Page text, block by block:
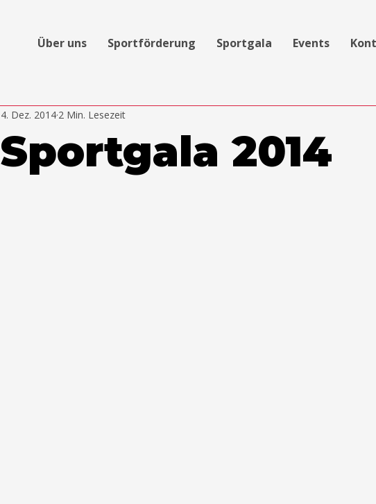
Über uns Sportförderung Sportgala Events
Sportgala 2014
4. Dez. 2014 2 Min. Lesezeit